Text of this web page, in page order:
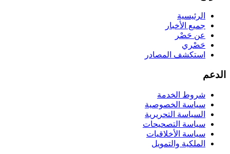
الرئيسية
جميع الأخبار
عن حَصْر
حَصْري
استكشف المصادر
الدعم
شروط الخدمة
سياسة الخصوصية
السياسة التحريرية
سياسة التصحيحات
سياسة الأخلاقيات
الملكية والتمويل